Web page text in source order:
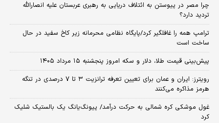
چرا مصر در پیوستن به ائتلاف دریایی به رهبری عربستان علیه انصارالله
تردید دارد؟
ترامپ همه را غافلگیر کرد/پایگاه نظامی محرمانه زیر کاخ سفید در حال
ساخت است
پیش‌بینی قیمت طلا، دلار و سکه امروز پنجشنبه ۱۵ مرداد ۱۴۰۵
رویترز: ایران و عمان برای تعیین تعرفه ترانزیت ۳ تا ۷ درصدی در تنگه
هرمز مذاکره می‌کنند
غول موشکی کره شمالی به حرکت درآمد/ پیونگ‌یانگ یک بالستیک شلیک
کرد